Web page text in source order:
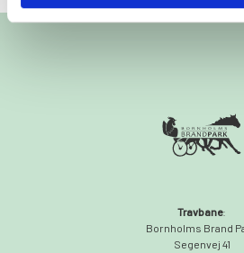
Travbane:
Bornholms Brand
Segenvej 41